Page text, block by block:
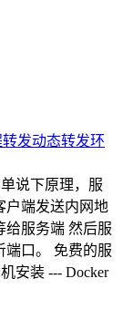
发动态转发环
说下原理，服
户端发送内网地
给服务端 然后服
端口。 免费的服
安装 --- Docker